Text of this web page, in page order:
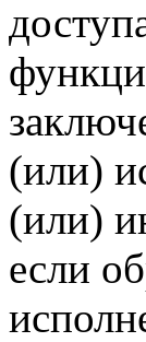
(или)
(или)
если